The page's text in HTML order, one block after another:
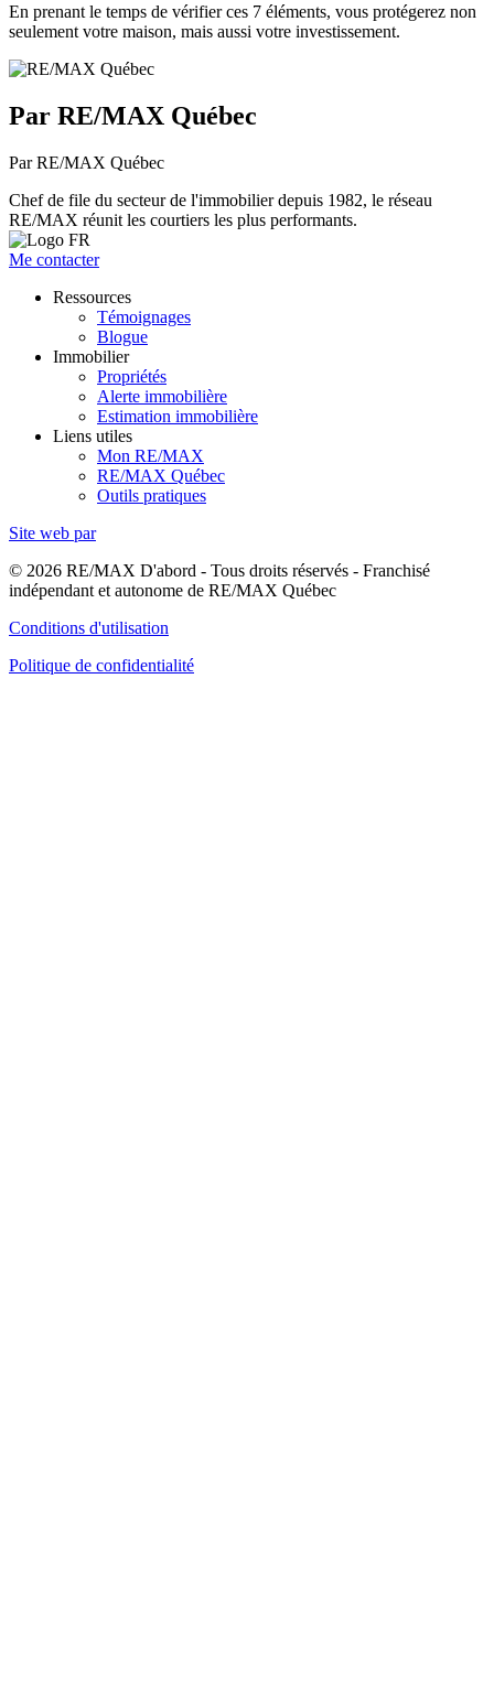
En prenant le temps de vérifier ces 7 éléments, vous protégerez non
seulement votre maison, mais aussi votre investissement.
Par RE/MAX Québec
Par RE/MAX Québec
Chef de file du secteur de l'immobilier depuis 1982, le réseau
RE/MAX réunit les courtiers les plus performants.
Me contacter
Ressources
Témoignages
Blogue
Immobilier
Propriétés
Alerte immobilière
Estimation immobilière
Liens utiles
Mon RE/MAX
RE/MAX Québec
Outils pratiques
Site web par
© 2026 RE/MAX D'abord - Tous droits réservés - Franchisé
indépendant et autonome de RE/MAX Québec
Conditions d'utilisation
Politique de confidentialité